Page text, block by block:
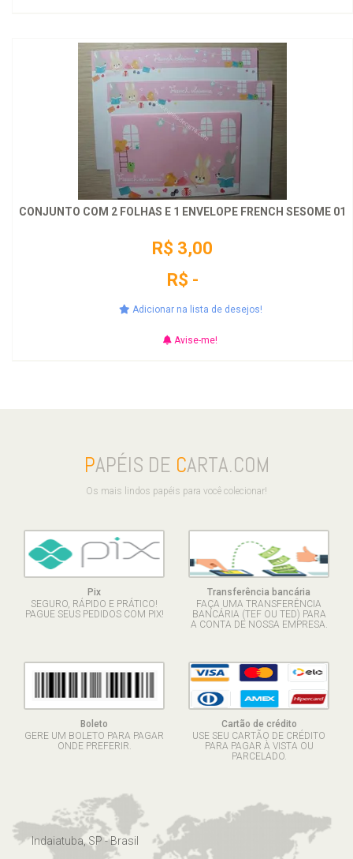
CONJUNTO COM 2 FOLHAS E 1 ENVELOPE FRENCH SESOME 01
R$ 3,00
R$ -
Adicionar na lista de desejos!
Avise-me!
PAPÉIS DE CARTA.COM
Os mais lindos papéis para você colecionar!
Pix
SEGURO, RÁPIDO E PRÁTICO!
PAGUE SEUS PEDIDOS COM PIX!
Transferência bancária
FAÇA UMA TRANSFERÊNCIA
BANCÁRIA (TEF OU TED) PARA
A CONTA DE NOSSA EMPRESA.
Boleto
GERE UM BOLETO PARA PAGAR
ONDE PREFERIR.
Cartão de crédito
USE SEU CARTÃO DE CRÉDITO
PARA PAGAR À VISTA OU
PARCELADO.
Indaiatuba, SP - Brasil